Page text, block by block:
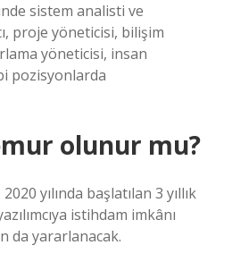
sistem analisti ve
proje yöneticisi, bilişim
yöneticisi, insan
pozisyonlarda
olunur mu?
yılında başlatılan 3 yıllık
istihdam imkânı
da yararlanacak.